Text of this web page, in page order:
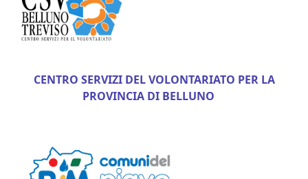
CENTRO SERVIZI DEL VOLONTARIATO PER LA
PROVINCIA DI BELLUNO